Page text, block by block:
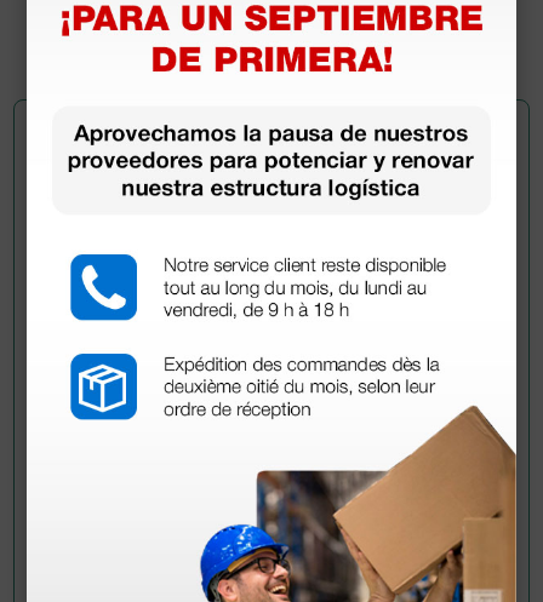
(Precio sin IVA)
Pregúntale a un colega
¿Todavía tienes alguna duda? ¿Necesitas más
información?
Envía ahora mismo tu pregunta a los colegas que ya